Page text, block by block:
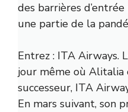
des barrières
une partie de la
Entrez : ITA Airways.
jour même où Alitalia
successeur, ITA
En mars suivant, son